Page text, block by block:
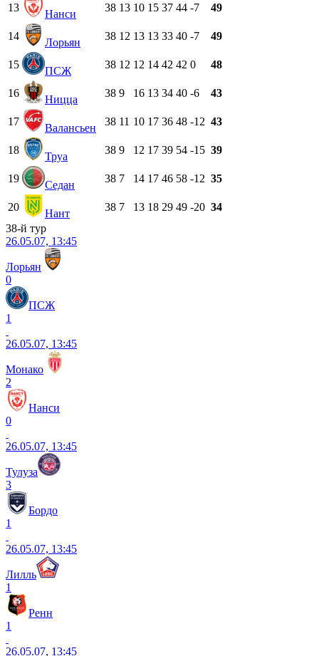
13
Нанси
38 13 10 15 37 44 -7 49
14
Лорьян
38 12 13 13 33 40 -7 49
15
ПСЖ
38 12 12 14 42 42 0 48
16
Ницца
38 9 16 13 34 40 -6 43
17
Валансьен
38 11 10 17 36 48 -12 43
18
Труа
38 9 12 17 39 54 -15 39
19
Седан
38 7 14 17 46 58 -12 35
20
Нант
38 7 13 18 29 49 -20 34
38-й тур
26.05.07, 13:45
Лорьян
0
ПСЖ
1
26.05.07, 13:45
Монако
2
Нанси
0
26.05.07, 13:45
Тулуза
3
Бордо
1
26.05.07, 13:45
Лилль
1
Ренн
1
26.05.07, 13:45